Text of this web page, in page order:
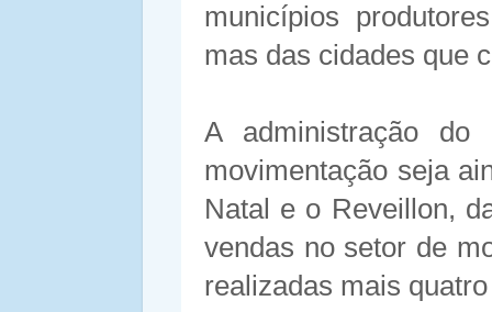
municípios
mas das cidades que
A administração
movimentação seja
Natal e o Reveillon,
vendas no setor de
realizadas mais